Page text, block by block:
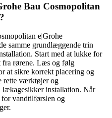
Bau Cosmopolitan
e|Grohe
samme grundlæggende trin
Start med at lukke for
fra rørene. Læs og følg
at sikre korrekt placering og
rette værktøjer og
lækagesikker installation. Når
for vandtilførslen og